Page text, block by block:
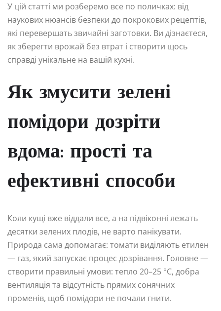
У цій статті ми розберемо все по поличках: від
наукових нюансів безпеки до покрокових рецептів,
які перевершать звичайні заготовки. Ви дізнаєтеся,
як зберегти врожай без втрат і створити щось
справді унікальне на вашій кухні.
Як змусити зелені
помідори дозріти
вдома: прості та
ефективні способи
Коли кущі вже віддали все, а на підвіконні лежать
десятки зелених плодів, не варто панікувати.
Природа сама допомагає: томати виділяють етилен
— газ, який запускає процес дозрівання. Головне —
створити правильні умови: тепло 20–25 °C, добра
вентиляція та відсутність прямих сонячних
променів, щоб помідори не почали гнити.